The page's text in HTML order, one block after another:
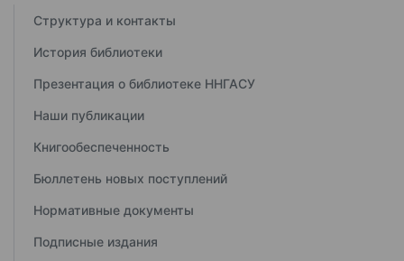
Структура и контакты
История библиотеки
Презентация о библиотеке ННГАСУ
Наши публикации
Книгообеспеченность
Бюллетень новых поступлений
Нормативные документы
Подписные издания